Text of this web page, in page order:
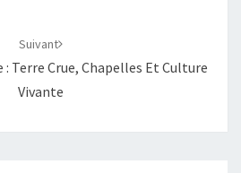
Suivant
: Terre Crue, Chapelles Et Culture
Vivante